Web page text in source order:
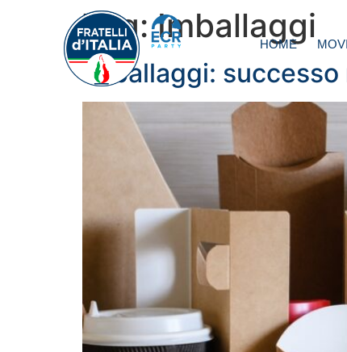
HOME
Tag:Imballaggi
Imballaggi: